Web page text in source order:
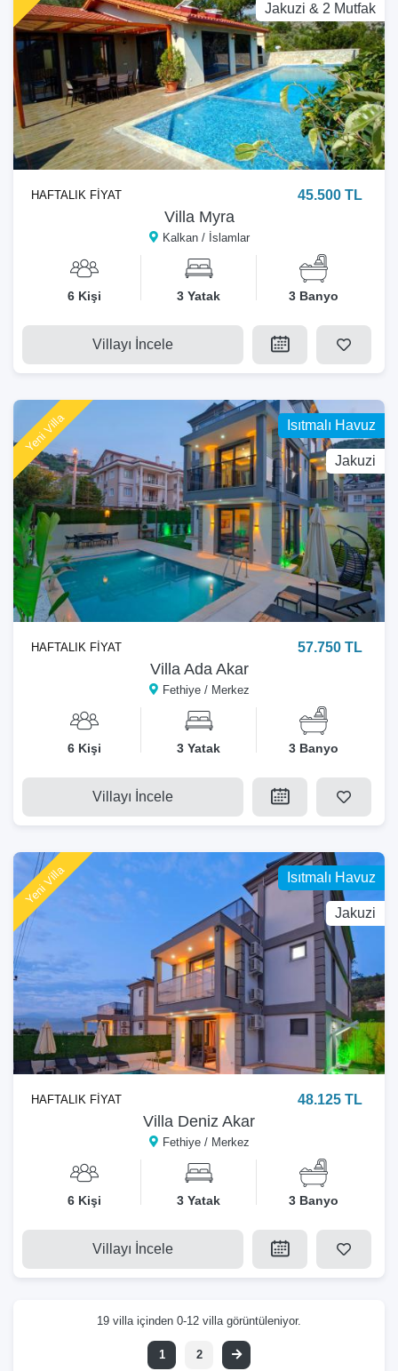
Jakuzi & 2 Mutfak
Villa Myra
Kalkan / İslamlar
HAFTALIK FİYAT 45.500 TL
6 Kişi 3 Yatak 3 Banyo
Villayı İncele
Isıtmalı Havuz
Jakuzi
Yeni Villa
Villa Ada Akar
Fethiye / Merkez
HAFTALIK FİYAT 57.750 TL
6 Kişi 3 Yatak 3 Banyo
Villayı İncele
Isıtmalı Havuz
Jakuzi
Yeni Villa
Villa Deniz Akar
Fethiye / Merkez
HAFTALIK FİYAT 48.125 TL
6 Kişi 3 Yatak 3 Banyo
Villayı İncele
19 villa içinden 0-12 villa görüntüleniyor.
1 2